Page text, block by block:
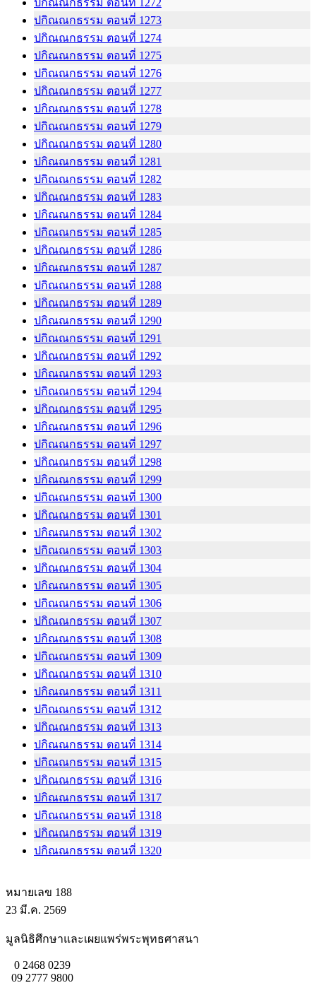
ปกิณณกธรรม ตอนที่ 1273
ปกิณณกธรรม ตอนที่ 1274
ปกิณณกธรรม ตอนที่ 1275
ปกิณณกธรรม ตอนที่ 1276
ปกิณณกธรรม ตอนที่ 1277
ปกิณณกธรรม ตอนที่ 1278
ปกิณณกธรรม ตอนที่ 1279
ปกิณณกธรรม ตอนที่ 1280
ปกิณณกธรรม ตอนที่ 1281
ปกิณณกธรรม ตอนที่ 1282
ปกิณณกธรรม ตอนที่ 1283
ปกิณณกธรรม ตอนที่ 1284
ปกิณณกธรรม ตอนที่ 1285
ปกิณณกธรรม ตอนที่ 1286
ปกิณณกธรรม ตอนที่ 1287
ปกิณณกธรรม ตอนที่ 1288
ปกิณณกธรรม ตอนที่ 1289
ปกิณณกธรรม ตอนที่ 1290
ปกิณณกธรรม ตอนที่ 1291
ปกิณณกธรรม ตอนที่ 1292
ปกิณณกธรรม ตอนที่ 1293
ปกิณณกธรรม ตอนที่ 1294
ปกิณณกธรรม ตอนที่ 1295
ปกิณณกธรรม ตอนที่ 1296
ปกิณณกธรรม ตอนที่ 1297
ปกิณณกธรรม ตอนที่ 1298
ปกิณณกธรรม ตอนที่ 1299
ปกิณณกธรรม ตอนที่ 1300
ปกิณณกธรรม ตอนที่ 1301
ปกิณณกธรรม ตอนที่ 1302
ปกิณณกธรรม ตอนที่ 1303
ปกิณณกธรรม ตอนที่ 1304
ปกิณณกธรรม ตอนที่ 1305
ปกิณณกธรรม ตอนที่ 1306
ปกิณณกธรรม ตอนที่ 1307
ปกิณณกธรรม ตอนที่ 1308
ปกิณณกธรรม ตอนที่ 1309
ปกิณณกธรรม ตอนที่ 1310
ปกิณณกธรรม ตอนที่ 1311
ปกิณณกธรรม ตอนที่ 1312
ปกิณณกธรรม ตอนที่ 1313
ปกิณณกธรรม ตอนที่ 1314
ปกิณณกธรรม ตอนที่ 1315
ปกิณณกธรรม ตอนที่ 1316
ปกิณณกธรรม ตอนที่ 1317
ปกิณณกธรรม ตอนที่ 1318
ปกิณณกธรรม ตอนที่ 1319
ปกิณณกธรรม ตอนที่ 1320
หมายเลข 188
23 มี.ค. 2569
มูลนิธิศึกษาและเผยแพร่พระพุทธศาสนา
0 2468 0239
09 2777 9800